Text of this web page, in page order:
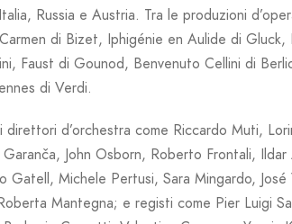
Russia e Austria. Tra le produzioni
di Bizet, Iphigénie en Aulide di Gluck,
Faust di Gounod, Benvenuto Cellini di
di Verdi.
d’orchestra come Riccardo Muti,
John Osborn, Roberto Frontali, Ildar
Gatell, Michele Pertusi, Sara Mingardo, José
Mantegna; e registi come Pier Luigi